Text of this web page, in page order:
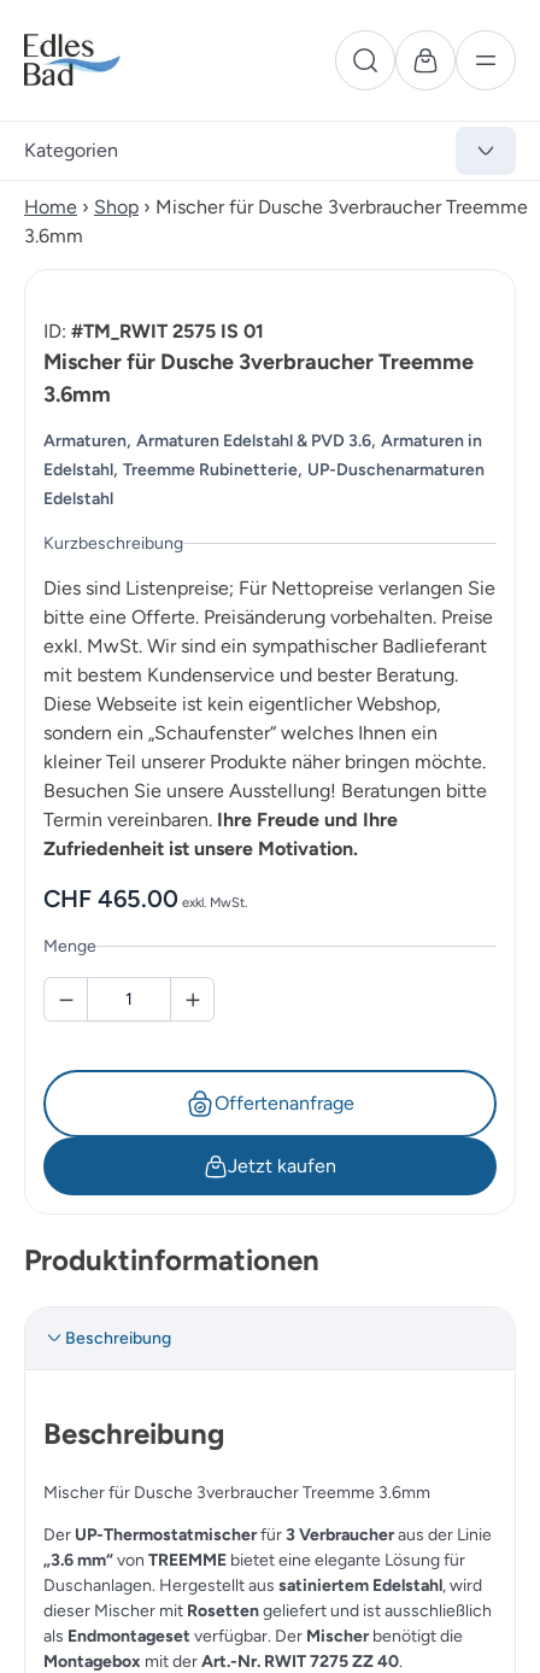
Kategorien
Home › Shop › Mischer für Dusche 3verbraucher Treemme
3.6mm
ID: #TM_RWIT 2575 IS 01
Mischer für Dusche 3verbraucher Treemme
3.6mm
Armaturen, Armaturen Edelstahl & PVD 3.6, Armaturen in
Edelstahl, Treemme Rubinetterie, UP-Duschenarmaturen
Edelstahl
Kurzbeschreibung
Dies sind Listenpreise; Für Nettopreise verlangen Sie
bitte eine Offerte. Preisänderung vorbehalten. Preise
exkl. MwSt. Wir sind ein sympathischer Badlieferant
mit bestem Kundenservice und bester Beratung.
Diese Webseite ist kein eigentlicher Webshop,
sondern ein „Schaufenster“ welches Ihnen ein
kleiner Teil unserer Produkte näher bringen möchte.
Besuchen Sie unsere Ausstellung! Beratungen bitte
Termin vereinbaren. Ihre Freude und Ihre
Zufriedenheit ist unsere Motivation.
CHF 465.00 exkl. MwSt.
Menge
Offertenanfrage
Jetzt kaufen
Produktinformationen
Beschreibung
Beschreibung
Mischer für Dusche 3verbraucher Treemme 3.6mm
Der UP-Thermostatmischerfür3 Verbraucheraus der Linie
„3.6 mm“von TREEMME bietet eine elegante Lösung für
Duschanlagen. Hergestellt aus satiniertem Edelstahl, wird
dieser Mischer mit Rosettengeliefert und ist ausschließlich
als Endmontageset verfügbar. Der Mischerbenötigt die
Montagebox mit derArt.-Nr. RWIT 7275 ZZ 40.